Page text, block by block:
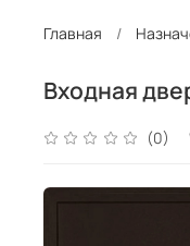
Главная
Входная
(0)